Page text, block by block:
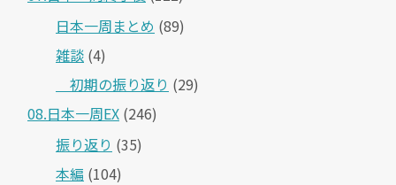
日本一周まとめ (89)
雑談 (4)
＿初期の振り返り (29)
08.日本一周EX (246)
振り返り (35)
本編 (104)